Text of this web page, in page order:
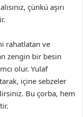
çünkü aşırı
rahatlatan ve
zengin bir besin
olur. Yulaf
içine sebzeler
Bu çorba, hem